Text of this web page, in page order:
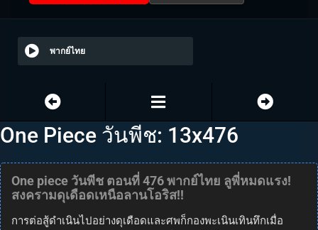
พากย์ไทย
One Piece วันพีช: 13x476
One piece วันพีช ตอนที่ 476 พากย์ไทย ลูพี่หมดแรง!
สงครามดุเดือดเหนือลานโอริส!!
การต่อสู้ดำเนินไปอย่างดุเดือดและศพก็กองพะเนินเทินทึกเมื่อ